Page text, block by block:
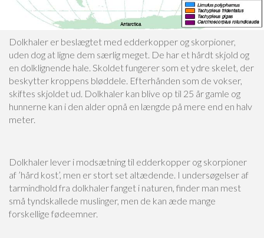
Dolkhaler er beslægtet med edderkopper og skorpioner,
uden dog at ligne dem særlig meget. De har et hårdt skjold og
en dolklignende hale. Skoldet fungerer som et ydre skelet, der
beskytter kroppens bløddele. Efterhånden som de vokser,
skiftes skjoldet ud. Dolkhaler kan blive op til 25 år gamle og
hunnerne kan i den alder opnå en længde på mere end en halv
meter.
Dolkhaler lever i modsætning til edderkopper og skorpioner
af ’hård kost’, men er stort set altædende. I undersøgelser af
tarmindhold fra dolkhaler fanget i naturen, finder man mest
små tyndskallede muslinger, men de kan æde mange
forskellige fødeemner.